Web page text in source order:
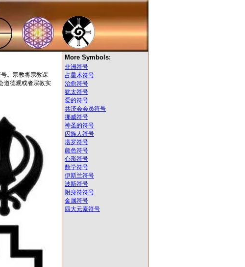
。宗教将宗教课
道德观或者宗教实
More Symbols:
非洲符号
占星术符号
治愈符号
犹太符号
爱的符号
共济会会员符号
挪威符号
神圣的符号
闪族人符号
塔罗符号
颜色符号
心形符号
数学符号
伊斯兰符号
波斯符号
附身符符号
金属符号
四大元素符号